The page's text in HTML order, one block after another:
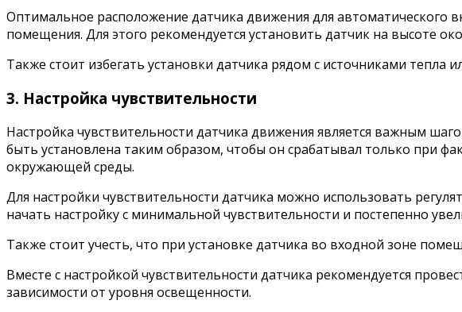
Оптимальное расположение датчика движения для автоматического
помещения. Для этого рекомендуется установить датчик на высоте
Также стоит избегать установки датчика рядом с источниками
3. Настройка чувствительности
Настройка чувствительности датчика движения является важным
быть установлена таким образом, чтобы он срабатывал только при
окружающей среды.
Для настройки чувствительности датчика можно использовать
начать настройку с минимальной чувствительности и постепенно
Также стоит учесть, что при установке датчика во входной зоне
Вместе с настройкой чувствительности датчика рекомендуется
зависимости от уровня освещенности.